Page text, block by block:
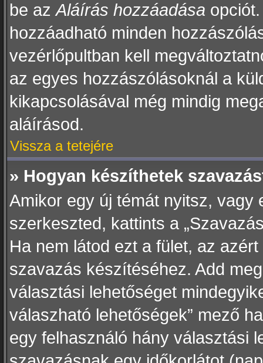
be azAláírás hozzáadása
hozzáadható minden
vezérlőpultban kell
az egyes hozzászólásoknál a
kikapcsolásával még mindig
aláírásod.
Vissza a tetejére
» Hogyan készíthetek
Amikor egy új témát nyitsz, vagy
szerkeszted, kattints a
Ha nem látod ezt a fület, az
szavazás készítéséhez. Add
választási lehetőséget
válaszható lehetőségek” mező
egy felhasználó hány választási